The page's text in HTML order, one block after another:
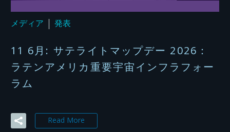
メディア 発表
11 6月: サテライトマップデー 2026：
ラテンアメリカ重要宇宙インフラフォー
ラム
Read More